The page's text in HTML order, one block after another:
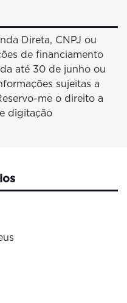
Direta, CNPJ ou
de financiamento
até 30 de junho ou
sujeitas a
me o direito a
digitação